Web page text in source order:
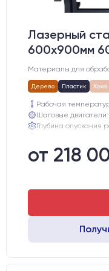
Лазерный
600х900мм
Материалы для
Дерево Пластик Кожа
Рабочая
Шаговые двигатели:
Глубина опускания
Направляющие оси
Точность
от 218